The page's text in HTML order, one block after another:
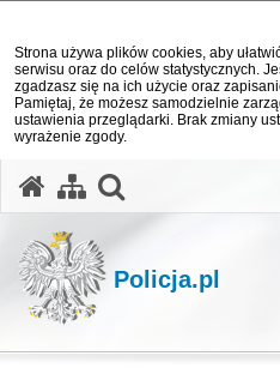
Strona używa plików cookies, aby
serwisu oraz do celów statystycznych.
zgadzasz się na ich użycie oraz
Pamiętaj, że możesz samodzielnie
ustawienia przeglądarki. Brak zmiany
wyrażenie zgody.
Policja.pl